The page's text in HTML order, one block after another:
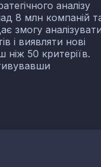
аналізу
8 млн компаній
змогу
і виявляти нові
50 критеріїв.
і декоративних
технічних
та
виробів